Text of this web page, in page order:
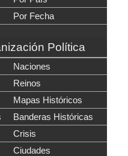
Por Fecha
Política
Naciones
Reinos
Mapas Históricos
Banderas Históricas
Crisis
Ciudades